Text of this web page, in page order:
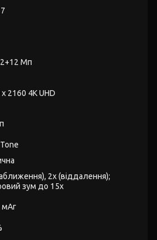
Мп
2160 4K UHD
2x (віддалення);
зум до 15x
мАг